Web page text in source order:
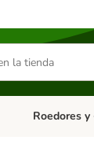
Dieta Vet.
Menú de
Roedores y